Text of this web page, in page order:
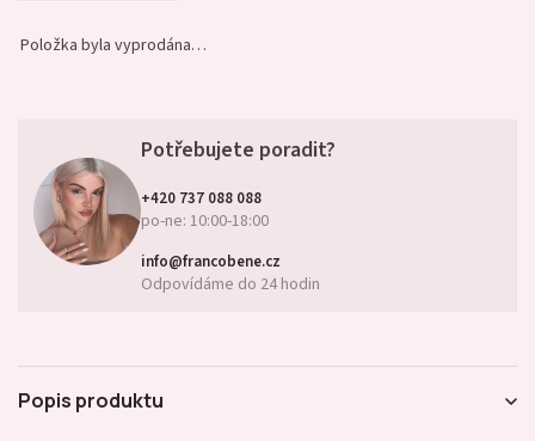
Položka byla vyprodána…
Potřebujete poradit?
+420 737 088 088
po-ne: 10:00-18:00
info@francobene.cz
Odpovídáme do 24 hodin
Popis produktu